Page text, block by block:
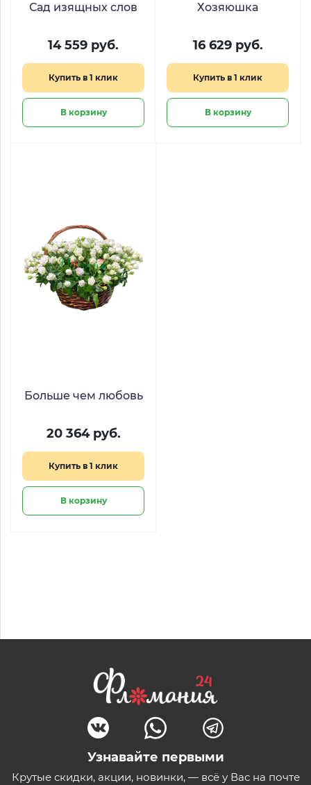
Сад изящных слов
14 559 руб.
Купить в 1 клик
В корзину
Хозяюшка
16 629 руб.
Купить в 1 клик
В корзину
Больше чем любовь
20 364 руб.
Купить в 1 клик
В корзину
Узнавайте первыми
Крутые скидки, акции, новинки, — всё у Вас на почте